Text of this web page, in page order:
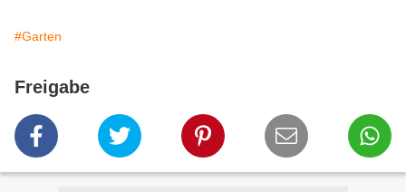
#Garten
Freigabe